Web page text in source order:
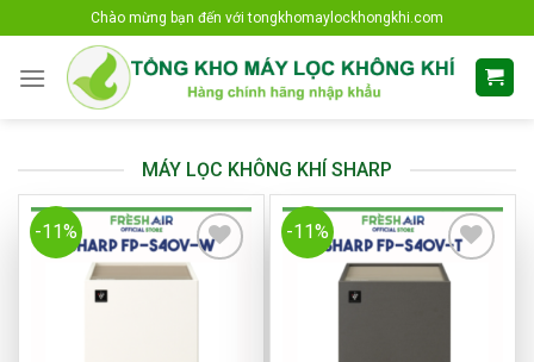
content
Chào mừng bạn đến với tongkhomaylockhongkhi.com
MÁY LỌC KHÔNG KHÍ SHARP
-11%
Add to
-11%
Add to